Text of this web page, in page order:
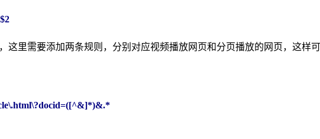
这里需要添加两条规则，分别对应视频播放网页和分页播放的网页，这样